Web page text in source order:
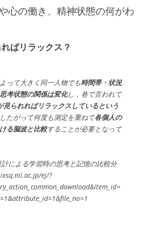
心の働き、精神状態の何がわ
ばリラックス？
って大きく同一人物でも時間帯・状況
考状態の関係は変化し，巷で言われて
見られればリラックスしているという
たがって何度も測定を重ねて各個人の
る脳波と比較することが必要となって
による学習時の思考と記憶の比較分
ej/?